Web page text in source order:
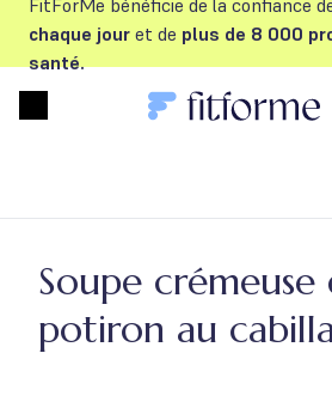
FitForMe bénéficie de la confiance
chaque jour et de plus de 8 000
santé.
Soupe crémeuse
potiron au